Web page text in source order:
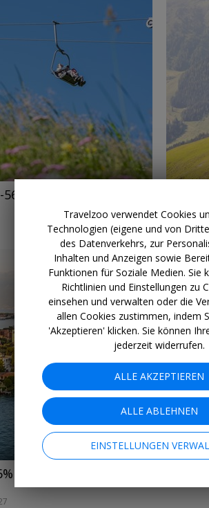
Travelzoo verwendet Cookies
Technologien (eigene und von
des Datenverkehrs, zur
Inhalten und Anzeigen sowie
Funktionen für Soziale Medien. Sie
Richtlinien und Einstellungen zu
einsehen und verwalten oder die
allen Cookies zustimmen, indem
'Akzeptieren' klicken. Sie können
jederzeit widerrufen.
ALLE AKZEPTIEREN
ALLE ABLEHNEN
EINSTELLUNGEN